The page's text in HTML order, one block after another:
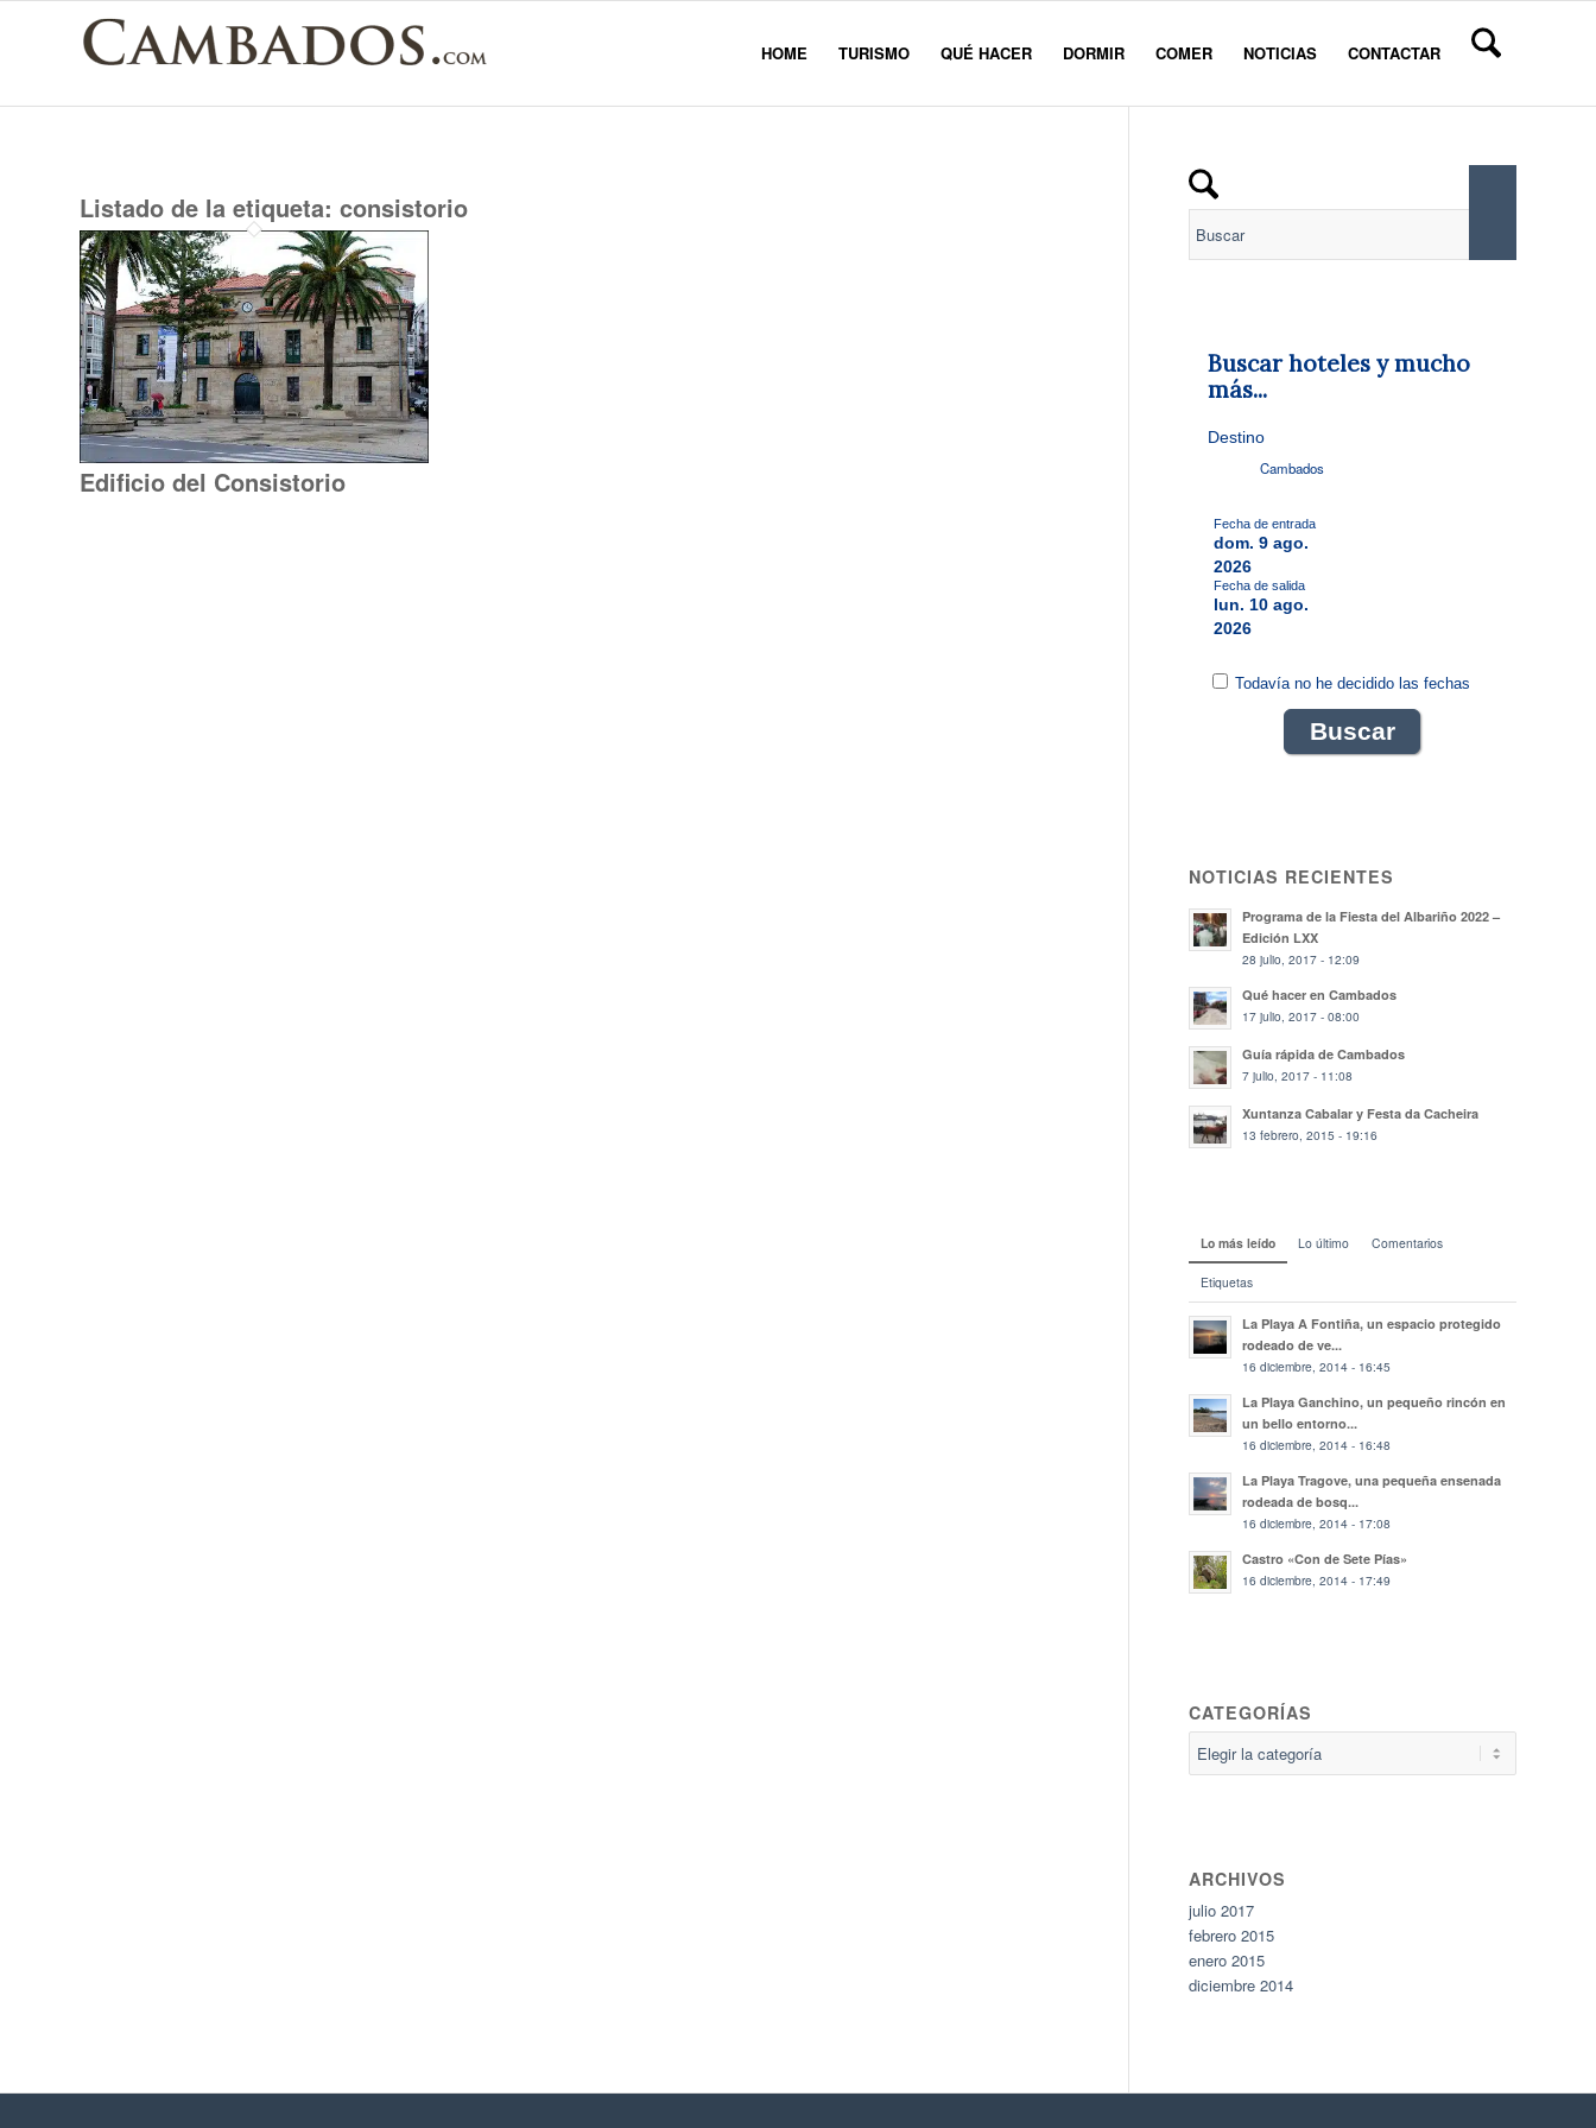
HOME TURISMO QUÉ HACER DORMIR COMER NOTICIAS CONTACTAR
Listado de la etiqueta: consistorio
Edificio del Consistorio
Buscar hoteles y mucho
más...
Destino
Fecha de entrada
dom. 9 ago.
2026
Fecha de salida
lun. 10 ago.
2026
Todavía no he decidido las fechas
NOTICIAS RECIENTES
Programa de la Fiesta del Albariño 2022 –
Edición LXX
28 julio, 2017 - 12:09
Qué hacer en Cambados
17 julio, 2017 - 08:00
Guía rápida de Cambados
7 julio, 2017 - 11:08
Xuntanza Cabalar y Festa da Cacheira
13 febrero, 2015 - 19:16
Lo más leído Lo último Comentarios
Etiquetas
La Playa A Fontiña, un espacio protegido
rodeado de ve...
16 diciembre, 2014 - 16:45
La Playa Ganchino, un pequeño rincón en
un bello entorno...
16 diciembre, 2014 - 16:48
La Playa Tragove, una pequeña ensenada
rodeada de bosq...
16 diciembre, 2014 - 17:08
Castro «Con de Sete Pías»
16 diciembre, 2014 - 17:49
CATEGORÍAS
ARCHIVOS
julio 2017
febrero 2015
enero 2015
diciembre 2014